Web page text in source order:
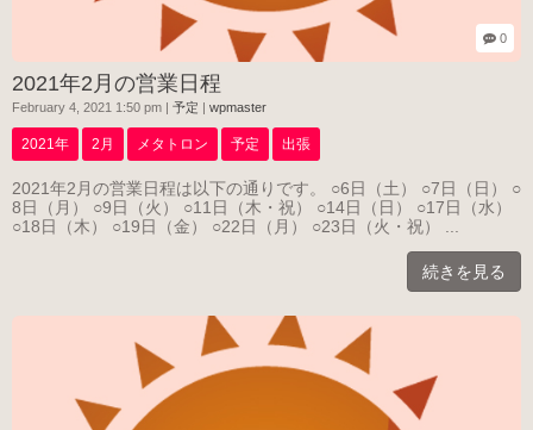
0
2021年2月の営業日程
February 4, 2021 1:50 pm 予定 wpmaster
2021年 2月 メタトロン 予定 出張
2021年2月の営業日程は以下の通りです。 ○6日（土） ○7日（日） ○
8日（月） ○9日（火） ○11日（木・祝） ○14日（日） ○17日（水）
○18日（木） ○19日（金） ○22日（月） ○23日（火・祝） ...
続きを見る